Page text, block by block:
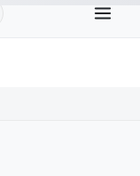
BNBBNB